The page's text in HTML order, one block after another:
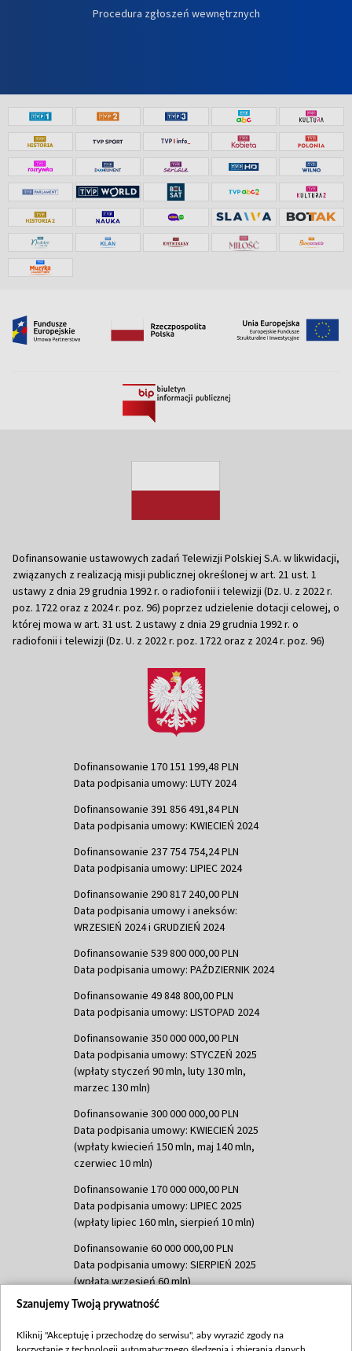
Procedura zgłoszeń wewnętrznych
Dofinansowanie ustawowych zadań Telewizji Polskiej S.A. w likwidacji,
związanych z realizacją misji publicznej określonej w art. 21 ust. 1
ustawy z dnia 29 grudnia 1992 r. o radiofonii i telewizji (Dz. U. z 2022 r.
poz. 1722 oraz z 2024 r. poz. 96) poprzez udzielenie dotacji celowej, o
której mowa w art. 31 ust. 2 ustawy z dnia 29 grudnia 1992 r. o
radiofonii i telewizji (Dz. U. z 2022 r. poz. 1722 oraz z 2024 r. poz. 96)
Dofinansowanie 170 151 199,48 PLN
Data podpisania umowy: LUTY 2024
Dofinansowanie 391 856 491,84 PLN
Data podpisania umowy: KWIECIEŃ 2024
Dofinansowanie 237 754 754,24 PLN
Data podpisania umowy: LIPIEC 2024
Dofinansowanie 290 817 240,00 PLN
Data podpisania umowy i aneksów:
WRZESIEŃ 2024 i GRUDZIEŃ 2024
Dofinansowanie 539 800 000,00 PLN
Data podpisania umowy: PAŹDZIERNIK 2024
Dofinansowanie 49 848 800,00 PLN
Data podpisania umowy: LISTOPAD 2024
Dofinansowanie 350 000 000,00 PLN
Data podpisania umowy: STYCZEŃ 2025
(wpłaty styczeń 90 mln, luty 130 mln,
marzec 130 mln)
Dofinansowanie 300 000 000,00 PLN
Data podpisania umowy: KWIECIEŃ 2025
(wpłaty kwiecień 150 mln, maj 140 mln,
czerwiec 10 mln)
Dofinansowanie 170 000 000,00 PLN
Data podpisania umowy: LIPIEC 2025
(wpłaty lipiec 160 mln, sierpień 10 mln)
Dofinansowanie 60 000 000,00 PLN
Data podpisania umowy: SIERPIEŃ 2025
(wpłata wrzesień 60 mln)
Dofinansowanie 635 783 051,21 PLN
(wpłata wrzesień 100 mln, październik 350
Szanujemy Twoją prywatność
Kliknij "Akceptuję i przechodzę do serwisu", aby wyrazić zgody na